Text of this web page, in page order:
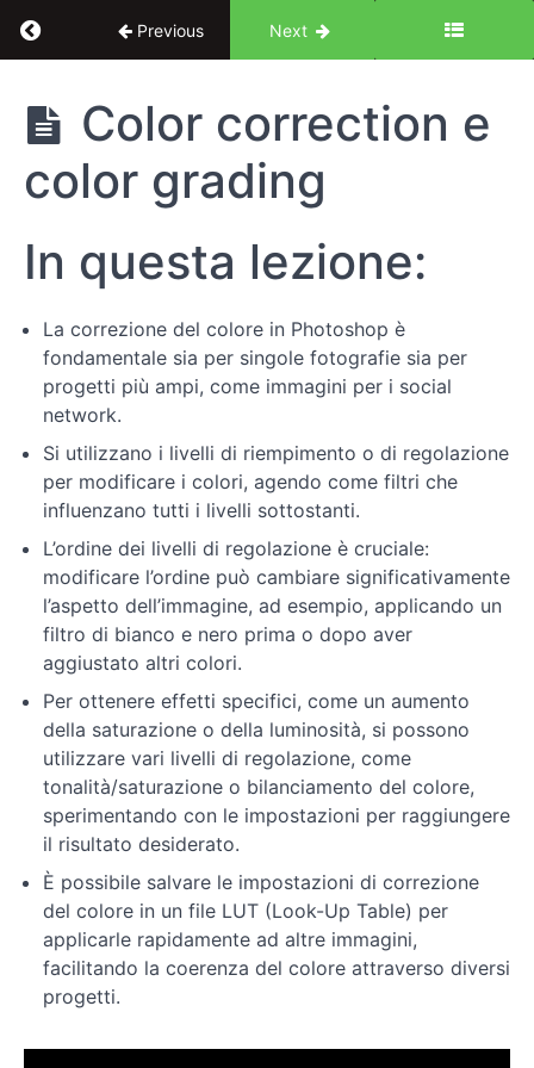
Return to course: Introduzione a Photoshop
Previous Next
Introduzione
a Photoshop
per Designer
UX/UI: le
basi
Introduzione
Conosciamo
Photoshop
dell'editing
base
Tecniche
ritocco
correzione
Avanzamento
nell'editing
manipolazione
delle
immagini
Tecniche
editing
avanzate
Color correction e
color grading
In questa lezione:
La correzione del colore in Photoshop è
fondamentale sia per singole fotografie sia per
progetti più ampi, come immagini per i social
network.
Si utilizzano i livelli di riempimento o di regolazione
per modificare i colori, agendo come filtri che
influenzano tutti i livelli sottostanti.
L’ordine dei livelli di regolazione è cruciale:
modificare l’ordine può cambiare significativamente
l’aspetto dell’immagine, ad esempio, applicando un
filtro di bianco e nero prima o dopo aver
aggiustato altri colori.
Per ottenere effetti specifici, come un aumento
della saturazione o della luminosità, si possono
utilizzare vari livelli di regolazione, come
tonalità/saturazione o bilanciamento del colore,
sperimentando con le impostazioni per raggiungere
il risultato desiderato.
È possibile salvare le impostazioni di correzione
del colore in un file LUT (Look-Up Table) per
applicarle rapidamente ad altre immagini,
facilitando la coerenza del colore attraverso diversi
progetti.